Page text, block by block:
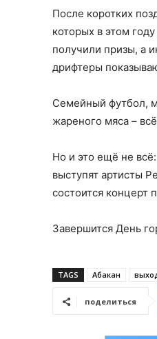
После коротких
которых в этом
получили призы, а
дрифтеры
Семейный футбол,
жареного мяса –
Но и это ещё не
выступят артисты
состоится концерт
Завершится День
TAGS Абакан
поделиться